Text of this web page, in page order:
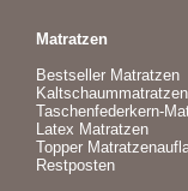
Matratzen
Bestseller Matratzen
Kaltschaummatratzen
Taschenfederkern-
Latex Matratzen
Topper
Restposten